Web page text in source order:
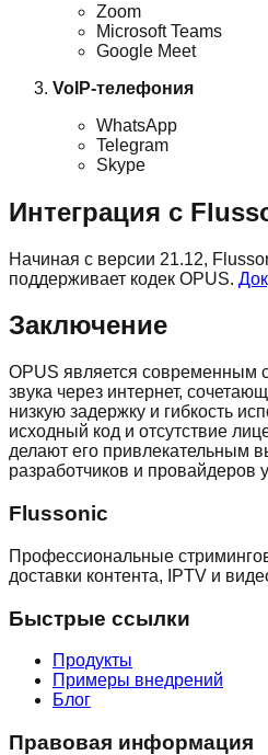
Zoom
Microsoft Teams
Google Meet
VoIP-телефония
WhatsApp
Telegram
Skype
Интеграция с
Начиная с версии 21.12,
поддерживает кодек OPUS.
Заключение
OPUS является современным
звука через интернет,
низкую задержку и гибкость
исходный код и отсутствие
делают его привлекательным
разработчиков и провайдеров
Flussonic
Профессиональные
доставки контента, IPTV и
Быстрые ссылки
Продукты
Примеры внедрений
Блог
Правовая информация